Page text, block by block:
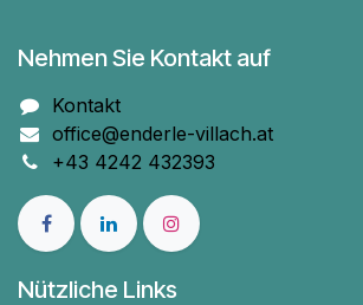
Nehmen Sie Kontakt auf
Kontakt
office@enderle-villach.at
+43 4242 432393
Nützliche Links